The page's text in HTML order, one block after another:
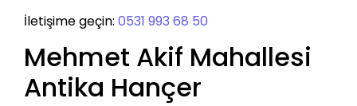
İletişime geçin: 0531 993 68 50
Mehmet Akif Mahallesi
Antika Hançer